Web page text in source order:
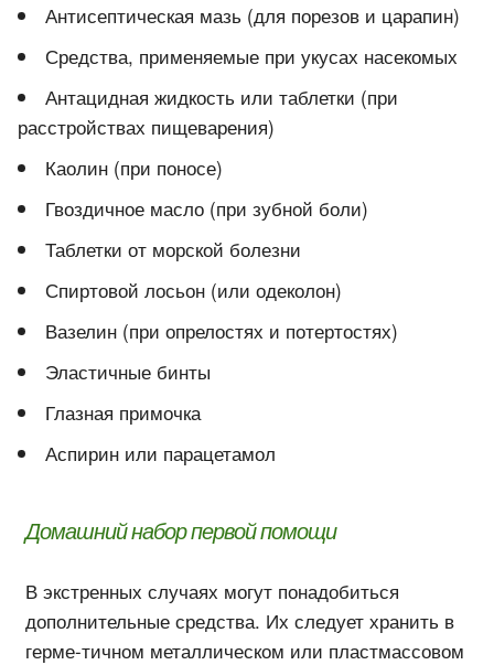
Антисептическая мазь (для порезов и царапин)
Средства, применяемые при укусах насекомых
Антацидная жидкость или таблетки (при
расстройствах пищеварения)
Каолин (при поносе)
Гвоздичное масло (при зубной боли)
Таблетки от морской болезни
Спиртовой лосьон (или одеколон)
Вазелин (при опрелостях и потертостях)
Эластичные бинты
Глазная примочка
Аспирин или парацетамол
Домашний набор первой помощи
В экстренных случаях могут понадобиться
дополнительные средства. Их следует хранить в
герме-тичном металлическом или пластмассовом